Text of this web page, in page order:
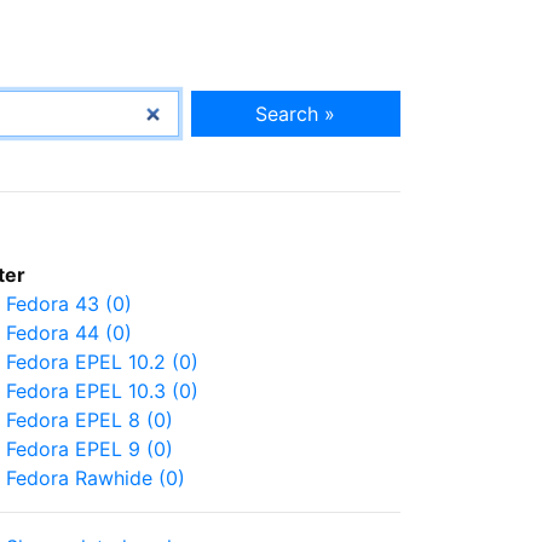
Search »
Fedora 43 (0)
Fedora 44 (0)
Fedora EPEL 10.2 (0)
Fedora EPEL 10.3 (0)
Fedora EPEL 8 (0)
Fedora EPEL 9 (0)
Fedora Rawhide (0)